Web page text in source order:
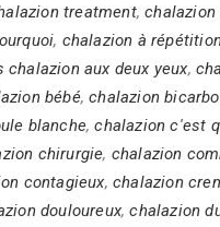
treatment,
, chalazion à
aux deux yeux,
bébé,chalazion
blanche,chalazion c'est
chirurgie, chalazion
contagieux,chalazion
douloureux,chalazion